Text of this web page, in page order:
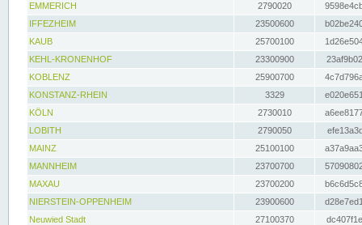
EMMERICH
2790020
IFFEZHEIM
23500600
KAUB
25700100
KEHL-KRONENHOF
23300900
KOBLENZ
25900700
KONSTANZ-RHEIN
3329
KÖLN
2730010
LOBITH
2790050
MAINZ
25100100
MANNHEIM
23700700
MAXAU
23700200
NIERSTEIN-OPPENHEIM
23900600
Neuwied Stadt
27100370